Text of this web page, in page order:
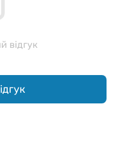
відгук